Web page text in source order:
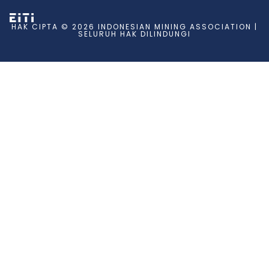
HAK CIPTA © 2026 INDONESIAN MINING ASSOCIATION |
SELURUH HAK DILINDUNGI